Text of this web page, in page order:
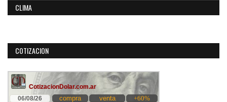
CLIMA
COTIZACION